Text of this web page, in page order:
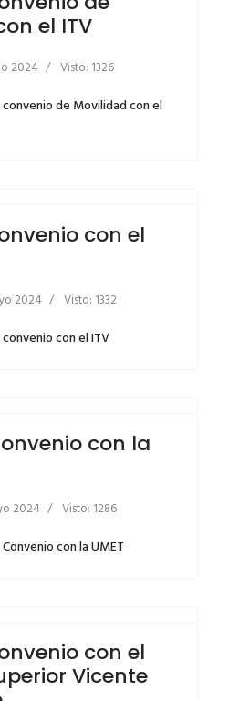
el ITV
2024 Visto: 1326
de Movilidad con el
con el
2024 Visto: 1332
con el ITV
con la
2024 Visto: 1286
con la UMET
con el
Vicente